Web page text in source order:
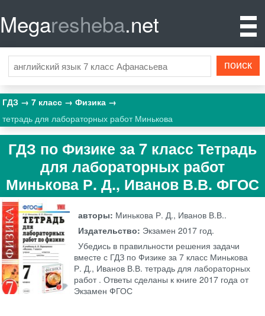
Megaresheba.net
ГДЗ 7 класс
Физика
тетрадь для лабораторных работ Минькова
ГДЗ по Физике за 7 класс Тетрадь
для лабораторных работ
Минькова Р. Д., Иванов В.В. ФГОС
авторы: Минькова Р. Д., Иванов В.В..
Издательство: Экзамен 2017 год.
Убедись в правильности решения задачи
вместе с ГДЗ по Физике за 7 класс Минькова
Р. Д., Иванов В.В. тетрадь для лабораторных
работ . Ответы сделаны к книге 2017 года от
Экзамен ФГОС